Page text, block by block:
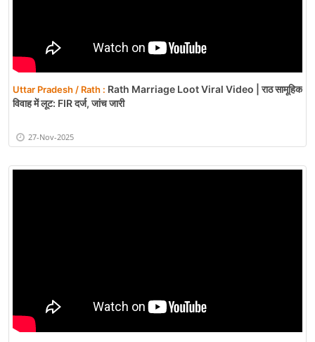
Uttar Pradesh / Rath : Rath Marriage Loot Viral Video | राठ सामूहिक
विवाह में लूट: FIR दर्ज, जांच जारी
27-Nov-2025